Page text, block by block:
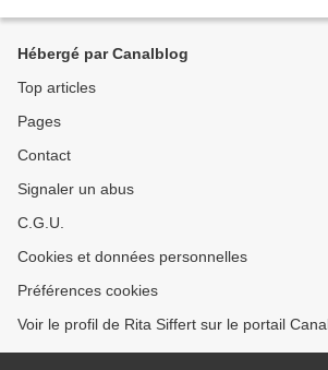
Hébergé par Canalblog
Top articles
Pages
Contact
Signaler un abus
C.G.U.
Cookies et données personnelles
Préférences cookies
Voir le profil de Rita Siffert sur le portail